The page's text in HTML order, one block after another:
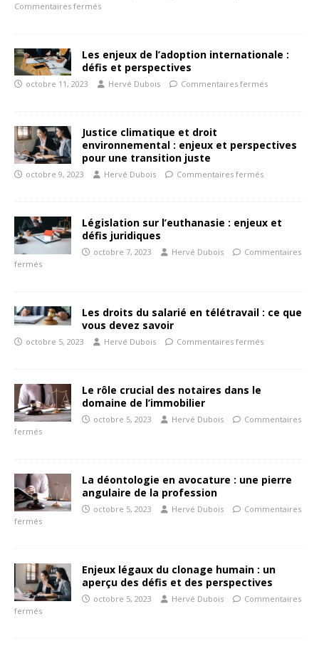
Commentaires fermés
Les enjeux de l’adoption internationale :
défis et perspectives
octobre 11, 2023 Hervé Dubois Commentaires fermés
Justice climatique et droit
environnemental : enjeux et perspectives
pour une transition juste
octobre 9, 2023 Hervé Dubois Commentaires fermés
Législation sur l’euthanasie : enjeux et
défis juridiques
octobre 7, 2023 Hervé Dubois
Commentaires
fermés
Les droits du salarié en télétravail : ce que
vous devez savoir
octobre 5, 2023 Hervé Dubois Commentaires fermés
Le rôle crucial des notaires dans le
domaine de l’immobilier
octobre 5, 2023 Hervé Dubois
Commentaires
fermés
La déontologie en avocature : une pierre
angulaire de la profession
octobre 5, 2023 Hervé Dubois
Commentaires
fermés
Enjeux légaux du clonage humain : un
aperçu des défis et des perspectives
octobre 5, 2023 Hervé Dubois
Commentaires
fermés